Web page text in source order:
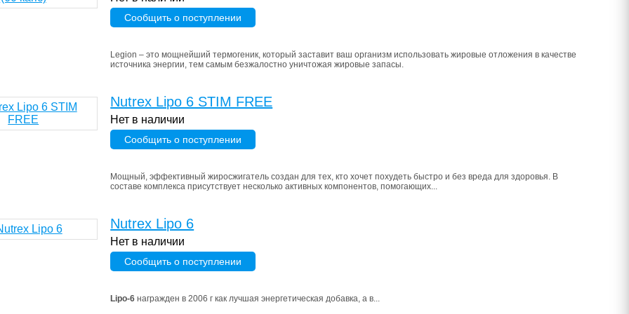
Сообщить о поступлении
Legion – это мощнейший термогеник, который заставит ваш организм использовать жировые отложения в качестве
источника энергии, тем самым безжалостно уничтожая жировые запасы.
Nutrex Lipo 6 STIM FREE
Нет в наличии
Сообщить о поступлении
Мощный, эффективный жиросжигатель создан для тех, кто хочет похудеть быстро и без вреда для здоровья. В
составе комплекса присутствует несколько активных компонентов, помогающих...
Nutrex Lipo 6
Нет в наличии
Сообщить о поступлении
Lipo-6 награжден в 2006 г как лучшая энергетическая добавка, а в...